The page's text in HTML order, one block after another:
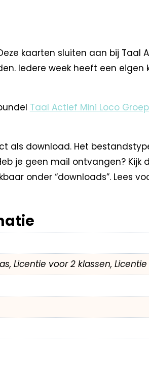
kaarten sluiten aan bij
Iedere week heeft een
Taal Actief Mini Loco
als download. Het
je geen mail ontvangen?
onder “downloads”. Lees
Licentie voor 2 klassen,